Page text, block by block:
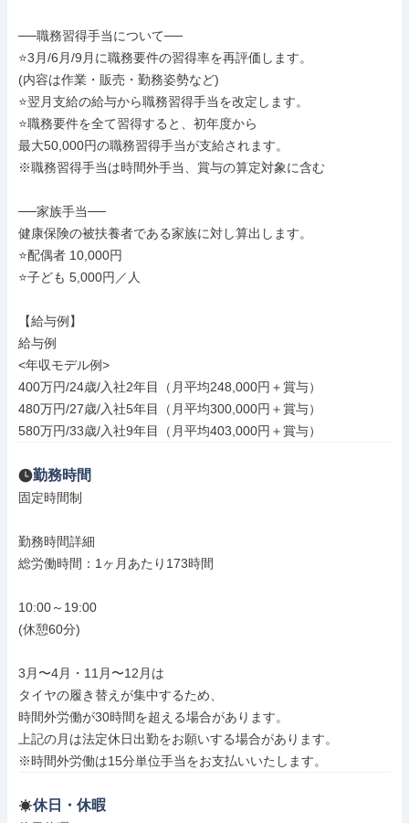
──職務習得手当について──
⭐️3月/6月/9月に職務要件の習得率を再評価します。
(内容は作業・販売・勤務姿勢など)
⭐️翌月支給の給与から職務習得手当を改定します。
⭐️職務要件を全て習得すると、初年度から
最大50,000円の職務習得手当が支給されます。
※職務習得手当は時間外手当、賞与の算定対象に含む
──家族手当──
健康保険の被扶養者である家族に対し算出します。
⭐️配偶者 10,000円
⭐️子ども 5,000円／人
【給与例】
給与例
<年収モデル例>
400万円/24歳/入社2年目（月平均248,000円＋賞与）
480万円/27歳/入社5年目（月平均300,000円＋賞与）
580万円/33歳/入社9年目（月平均403,000円＋賞与）
勤務時間
固定時間制
勤務時間詳細
総労働時間：1ヶ月あたり173時間
10:00～19:00
(休憩60分)
3月〜4月・11月〜12月は
タイヤの履き替えが集中するため、
時間外労働が30時間を超える場合があります。
上記の月は法定休日出勤をお願いする場合があります。
※時間外労働は15分単位手当をお支払いいたします。
休日・休暇